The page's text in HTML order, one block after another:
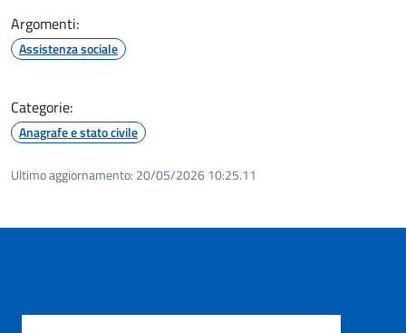
Argomenti:
Assistenza sociale
Categorie:
Anagrafe e stato civile
Ultimo aggiornamento: 20/05/2026 10:25.11